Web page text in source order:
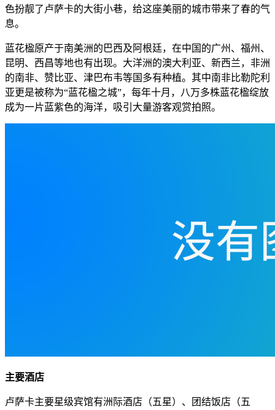
色扮靓了卢萨卡的大街小巷，给这座美丽的城市带来了春的气
息。
蓝花楹原产于南美洲的巴西及阿根廷，在中国的广州、福州、
昆明、西昌等地也有出现。大洋洲的澳大利亚、新西兰，非洲
的南非、赞比亚、津巴布韦等国多有种植。其中南非比勒陀利
亚更是被称为“蓝花楹之城”，每年十月，八万多株蓝花楹绽放
成为一片蓝紫色的海洋，吸引大量游客观赏拍照。
主要酒店
卢萨卡主要星级宾馆有洲际酒店（五星）、团结饭店（五